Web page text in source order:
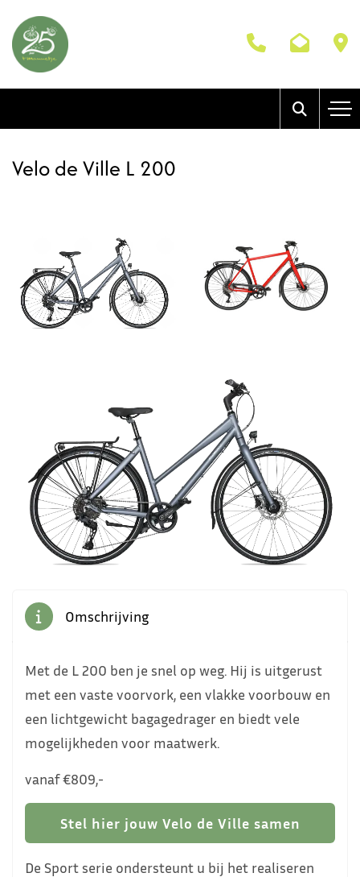
Velo de Ville L 200
Omschrijving
Met de L 200 ben je snel op weg. Hij is uitgerust
met een vaste voorvork, een vlakke voorbouw en
een lichtgewicht bagagedrager en biedt vele
mogelijkheden voor maatwerk.
vanaf €809,-
Stel hier jouw Velo de Ville samen
De Sport serie ondersteunt u bij het realiseren